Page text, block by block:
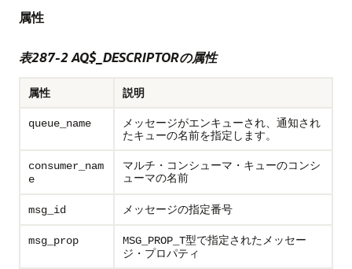
属性
表287-2 AQ$_DESCRIPTORの属性
属性 説明
queue_name
メッセージがエンキューされ、通知され
たキューの名前を指定します。
consumer_nam
e
マルチ・コンシューマ・キューのコンシ
ューマの名前
msg_id メッセージの指定番号
msg_prop MSG_PROP_T型で指定されたメッセー
ジ・プロパティ